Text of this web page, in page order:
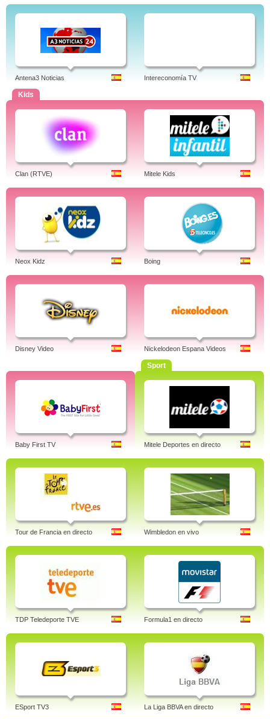
Antena3 Noticias Intereconomía TV
Kids
Clan (RTVE) Mitele Kids
Neox Kidz Boing
Disney Video Nickelodeon Espana Videos
Baby First TV
Sport
Mitele Deportes en directo
Tour de Francia en directo Wimbledon en vivo
TDP Teledeporte TVE Formula1 en directo
ESport TV3 La Liga BBVA en directo